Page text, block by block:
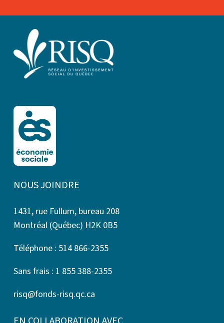
NOUS JOINDRE
1431, rue Fullum, bureau 208
Montréal (Québec) H2K 0B5
Téléphone : 514 866-2355
Sans frais : 1 855 388-2355
risq@fonds-risq.qc.ca